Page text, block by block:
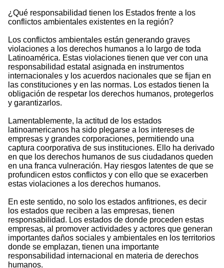
¿Qué responsabilidad tienen los Estados frente a los
conflictos ambientales existentes en la región?
Los conflictos ambientales están generando graves
violaciones a los derechos humanos a lo largo de toda
Latinoamérica. Estas violaciones tienen que ver con una
responsabilidad estatal asignada en instrumentos
internacionales y los acuerdos nacionales que se fijan en
las constituciones y en las normas. Los estados tienen la
obligación de respetar los derechos humanos, protegerlos
y garantizarlos.
Lamentablemente, la actitud de los estados
latinoamericanos ha sido plegarse a los intereses de
empresas y grandes corporaciones, permitiendo una
captura coorporativa de sus instituciones. Ello ha derivado
en que los derechos humanos de sus ciudadanos queden
en una franca vulneración. Hay riesgos latentes de que se
profundicen estos conflictos y con ello que se exacerben
estas violaciones a los derechos humanos.
En este sentido, no solo los estados anfitriones, es decir
los estados que reciben a las empresas, tienen
responsabilidad. Los estados de donde proceden estas
empresas, al promover actividades y actores que generan
importantes daños sociales y ambientales en los territorios
donde se emplazan, tienen una importante
responsabilidad internacional en materia de derechos
humanos.